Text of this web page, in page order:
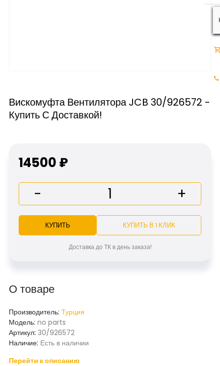
Вискомуфта Вентилятора JCB 30/926572 -
Купить С Доставкой!
О товаре
Производитель: Турция
Модель: no parts
Артикул: 30/926572
Наличие: Есть в наличии
Перейти к описанию
14500 ₽
- +
КУПИТЬ КУПИТЬ В 1 КЛИК
Доставка до ТК в день заказа!